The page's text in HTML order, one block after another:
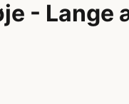
- Lange